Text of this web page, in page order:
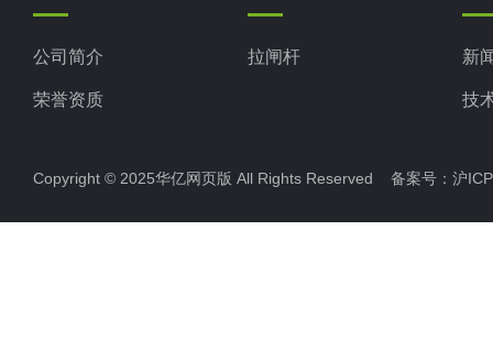
公司简介
荣誉资质
拉闸杆 新
技
Copyright © 2025华亿网页版 All Rights Reserved 备案号： 沪